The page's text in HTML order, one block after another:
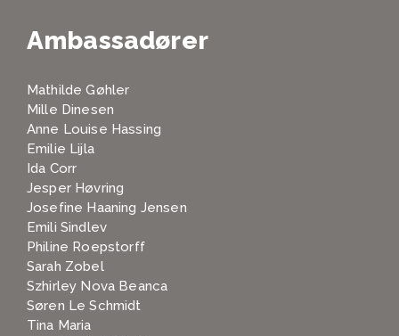
Ambassadører
Mathilde Gøhler
Mille Dinesen
Anne Louise Hassing
Emilie Lijla
Ida Corr
Jesper Høvring
Josefine Haaning Jensen
Emili Sindlev
Philine Roepstorff
Sarah Zobel
Szhirley Nova Beanca
Søren Le Schmidt
Tina Maria